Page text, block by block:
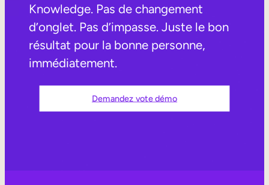
Formation externe
Formation client
Formation des partenaires
Formation des adhérents
Knowledge. Pas de changement
d’onglet. Pas d’impasse. Juste le bon
résultat pour la bonne personne,
immédiatement.
Demandez vote démo